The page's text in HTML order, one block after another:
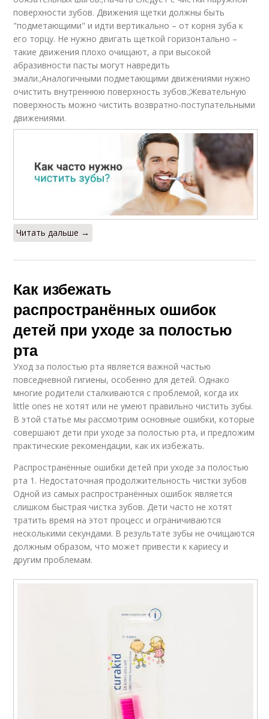
поверхности зубов. Движения щетки должны быть
"подметающими" и идти вертикально – от корня зуба к
его торцу. Не нужно двигать щеткой горизонтально –
такие движения плохо очищают, а при высокой
абразивности пасты могут навредить
эмали.;Аналогичными подметающими движениями нужно
очистить внутреннюю поверхность зубов.;Жевательную
поверхность можно чистить возвратно-поступательными
движениями.
Читать дальше →
Как избежать
распространённых ошибок
детей при уходе за полостью
рта
Уход за полостью рта является важной частью
повседневной гигиены, особенно для детей. Однако
многие родители сталкиваются с проблемой, когда их
little ones не хотят или не умеют правильно чистить зубы.
В этой статье мы рассмотрим основные ошибки, которые
совершают дети при уходе за полостью рта, и предложим
практические рекомендации, как их избежать.
Распространённые ошибки детей при уходе за полостью
рта 1. Недостаточная продолжительность чистки зубов
Одной из самых распространённых ошибок является
слишком быстрая чистка зубов. Дети часто не хотят
тратить время на этот процесс и ограничиваются
несколькими секундами. В результате зубы не очищаются
должным образом, что может привести к кариесу и
другим проблемам.